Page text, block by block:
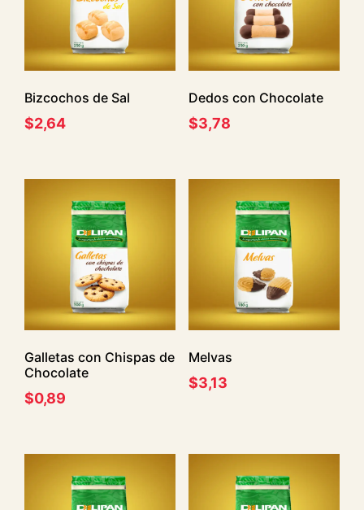
Bizcochos de Sal
$2,64
Dedos con Chocolate
$3,78
Galletas con Chispas de
Chocolate
$0,89
Melvas
$3,13